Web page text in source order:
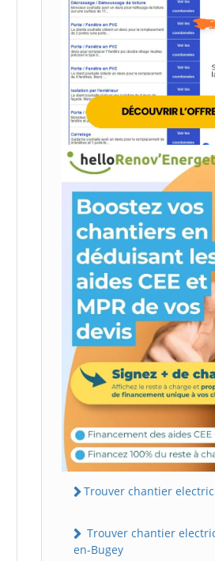
Trouver chantier
Trouver chantier
en-Bugey